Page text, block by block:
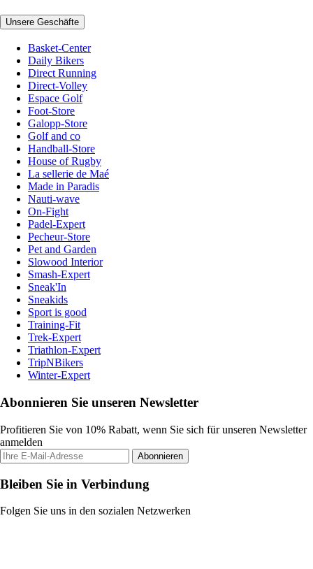
Unsere Geschäfte
Basket-Center
Daily Bikers
Direct Running
Direct-Volley
Espace Golf
Foot-Store
Galopp-Store
Golf and co
Handball-Store
House of Rugby
La sellerie de Maé
Made in Paradis
Nauti-wave
On-Fight
Padel-Expert
Pecheur-Store
Pet and Garden
Slowood Interior
Smash-Expert
Sneak'In
Sneakids
Sport is good
Training-Fit
Trek-Expert
Triathlon-Expert
TripNBikers
Winter-Expert
Abonnieren Sie unseren Newsletter
Profitieren Sie von 10% Rabatt, wenn Sie sich für unseren Newsletter
anmelden
Abonnieren
Bleiben Sie in Verbindung
Folgen Sie uns in den sozialen Netzwerken